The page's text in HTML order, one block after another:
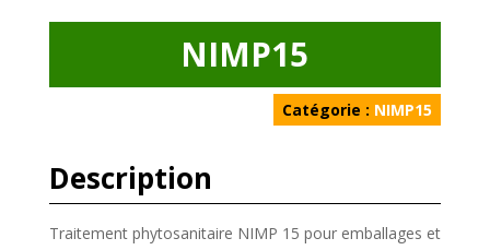
NIMP15
Catégorie : NIMP15
Description
Traitement phytosanitaire NIMP 15 pour emballages et